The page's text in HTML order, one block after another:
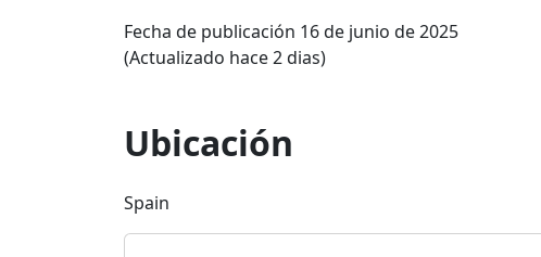
Fecha de publicación 16 de junio de 2025
(Actualizado hace 2 dias)
Ubicación
Spain